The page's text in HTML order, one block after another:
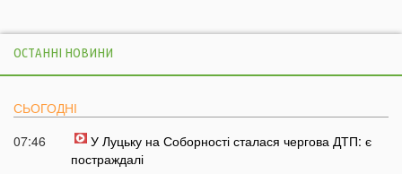
ОСТАННІ НОВИНИ
СЬОГОДНІ
07:46
У Луцьку на Соборності сталася чергова ДТП: є
постраждалі